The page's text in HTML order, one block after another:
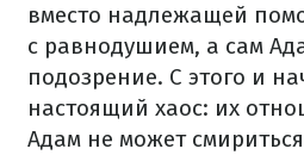
вместо надлежащей
с равнодушием, а сам
подозрение. С этого и
настоящий хаос: их
Адам не может